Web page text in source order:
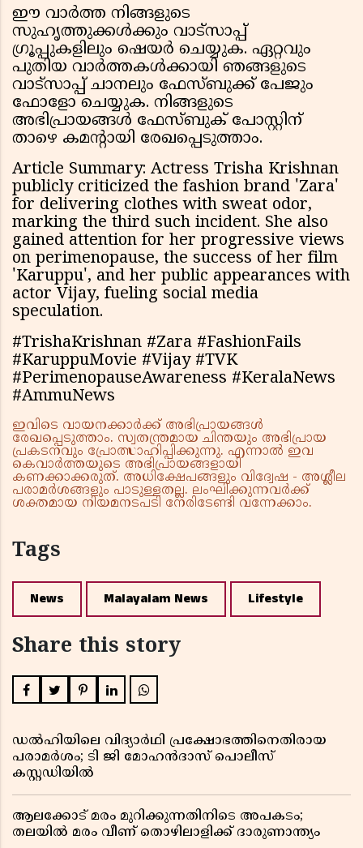
ഈ വാർത്ത നിങ്ങളുടെ
സുഹൃത്തുക്കൾക്കും വാട്സാപ്പ്
ഗ്രൂപ്പുകളിലും ഷെയർ ചെയ്യുക. ഏറ്റവും
പുതിയ വാർത്തകൾക്കായി ഞങ്ങളുടെ
വാട്സാപ്പ് ചാനലും ഫേസ്ബുക്ക് പേജും
ഫോളോ ചെയ്യുക. നിങ്ങളുടെ
അഭിപ്രായങ്ങൾ ഫേസ്ബുക് പോസ്റ്റിന്
താഴെ കമന്റായി രേഖപ്പെടുത്താം.
Article Summary: Actress Trisha Krishnan
publicly criticized the fashion brand 'Zara'
for delivering clothes with sweat odor,
marking the third such incident. She also
gained attention for her progressive views
on perimenopause, the success of her film
'Karuppu', and her public appearances with
actor Vijay, fueling social media
speculation.
#TrishaKrishnan #Zara #FashionFails
#KaruppuMovie #Vijay #TVK
#PerimenopauseAwareness #KeralaNews
#AmmuNews
ഇവിടെ വായനക്കാർക്ക് അഭിപ്രായങ്ങൾ
രേഖപ്പെടുത്താം. സ്വതന്ത്രമായ ചിന്തയും അഭിപ്രായ
പ്രകടനവും പ്രോത്സാഹിപ്പിക്കുന്നു. എന്നാൽ ഇവ
കെവാർത്തയുടെ അഭിപ്രായങ്ങളായി
കണക്കാക്കരുത്. അധിക്ഷേപങ്ങളും വിദ്വേഷ - അശ്ലീല
പരാമർശങ്ങളും പാടുള്ളതല്ല. ലംഘിക്കുന്നവർക്ക്
ശക്തമായ നിയമനടപടി നേരിടേണ്ടി വന്നേക്കാം.
Tags
News Malayalam News Lifestyle
Share this story
ഡൽഹിയിലെ വിദ്യാർഥി പ്രക്ഷോഭത്തിനെതിരായ
പരാമർശം; ടി ജി മോഹൻദാസ് പൊലീസ്
കസ്റ്റഡിയിൽ
ആലക്കോട് മരം മുറിക്കുന്നതിനിടെ അപകടം;
തലയിൽ മരം വീണ് തൊഴിലാളിക്ക് ദാരുണാന്ത്യം